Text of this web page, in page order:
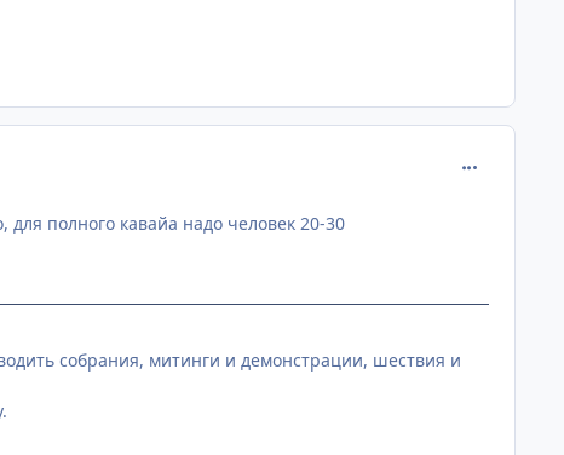
полного кавайа надо человек 20-30
собрания, митинги и демонстрации, шествия и